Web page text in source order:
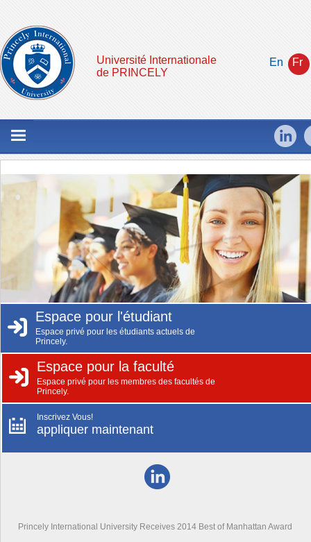
Université Internationale
de PRINCELY
Fr
En
Espace pour l'étudiant
Espace privé pour les étudiants actuels de
Princely.
Espace pour la faculté
Espace privé pour les membres des facultés de
Princely.
Inscrivez Vous!
appliquer maintenant
Princely International University Receives 2014 Best of Manhattan Award